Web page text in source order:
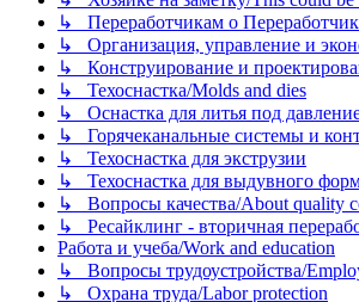
↳ Переработчикам о
↳ Организация, управление и
↳ Конструирование и
↳ Техоснастка/Molds and dies
↳ Оснастка для литья под
↳ Горячеканальные системы и
↳ Техоснастка для экструзии
↳ Техоснастка для выдувного
↳ Вопросы качества/About quality
↳ Ресайклинг - вторичная
Работа и учеба/Work and education
↳ Вопросы трудоустройства/
↳ Охрана труда/Labor protection